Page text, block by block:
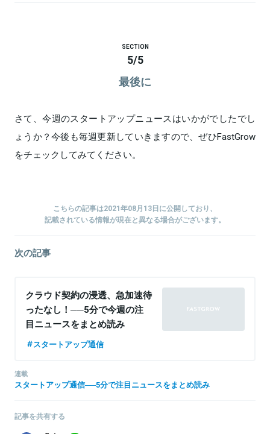
SECTION
5/5
最後に
さて、今週のスタートアップニュースはいかがでしたでし
ょうか？今後も毎週更新していきますので、ぜひFastGrow
をチェックしてみてください。
こちらの記事は2021年08月13日に公開しており、
記載されている情報が現在と異なる場合がございます。
次の記事
クラウド契約の浸透、急加速待
ったなし！──5分で今週の注
目ニュースをまとめ読み
スタートアップ通信
連載
スタートアップ通信──5分で注目ニュースをまとめ読み
記事を共有する